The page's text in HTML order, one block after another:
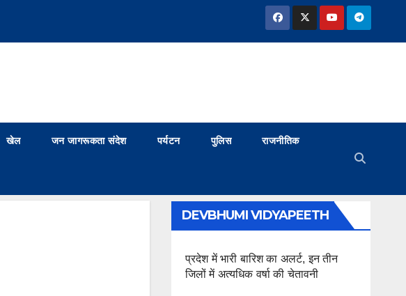
खेल जन जागरूकता संदेश पर्यटन पुलिस राजनीतिक
DEVBHUMI VIDYAPEETH
प्रदेश में भारी बारिश का अलर्ट, इन तीन
जिलों में अत्यधिक वर्षा की चेतावनी